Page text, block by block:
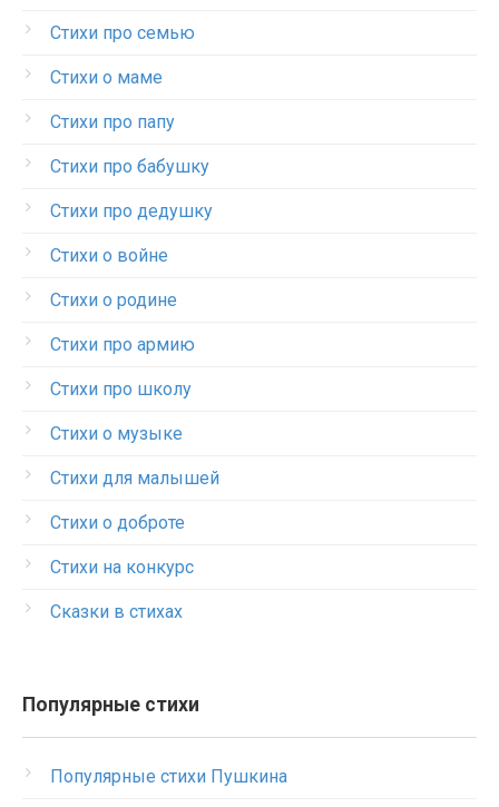
Стихи про семью
Стихи о маме
Стихи про папу
Стихи про бабушку
Стихи про дедушку
Стихи о войне
Стихи о родине
Стихи про армию
Стихи про школу
Стихи о музыке
Стихи для малышей
Стихи о доброте
Стихи на конкурс
Сказки в стихах
Популярные стихи
Популярные стихи Пушкина